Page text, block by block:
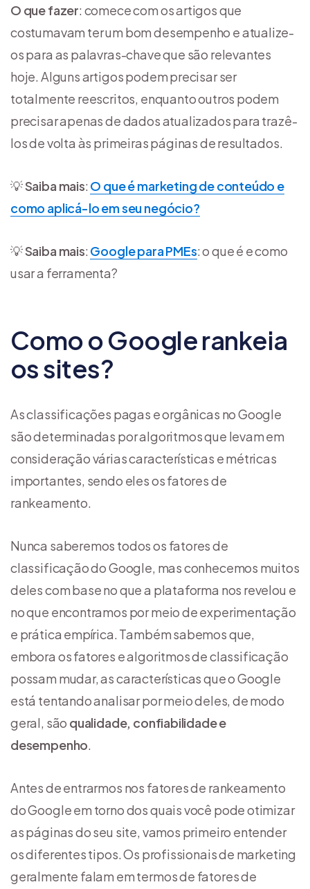
O que fazer: comece com os artigos que
costumavam ter um bom desempenho e atualize-
os para as palavras-chave que são relevantes
hoje. Alguns artigos podem precisar ser
totalmente reescritos, enquanto outros podem
precisar apenas de dados atualizados para trazê-
los de volta às primeiras páginas de resultados.
💡Saiba mais: O que é marketing de conteúdo e
como aplicá-lo em seu negócio?
💡Saiba mais: Google para PMEs: o que é e como
usar a ferramenta?
Como o Google rankeia
os sites?
As classificações pagas e orgânicas no Google
são determinadas por algoritmos que levam em
consideração várias características e métricas
importantes, sendo eles os fatores de
rankeamento.
Nunca saberemos todos os fatores de
classificação do Google, mas conhecemos muitos
deles com base no que a plataforma nos revelou e
no que encontramos por meio de experimentação
e prática empírica. Também sabemos que,
embora os fatores e algoritmos de classificação
possam mudar, as características que o Google
está tentando analisar por meio deles, de modo
geral, são qualidade, confiabilidade e
desempenho.
Antes de entrarmos nos fatores de rankeamento
do Google em torno dos quais você pode otimizar
as páginas do seu site, vamos primeiro entender
os diferentes tipos. Os profissionais de marketing
geralmente falam em termos de fatores de